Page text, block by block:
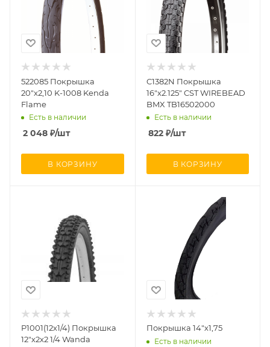
522085 Покрышка
20"х2,10 K-1008 Kenda
Flame
Есть в наличии
2 048 ₽/шт
В КОРЗИНУ
C1382N Покрышка
16"х2.125" CST WIREBEAD
BMX TB16502000
Есть в наличии
822₽/шт
В КОРЗИНУ
P1001(12х1/4) Покрышка
12"х2х2 1/4 Wanda
Покрышка 14"х1,75
Есть в наличии